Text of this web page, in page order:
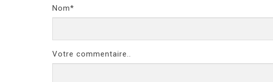
Nom*
Votre commentaire..